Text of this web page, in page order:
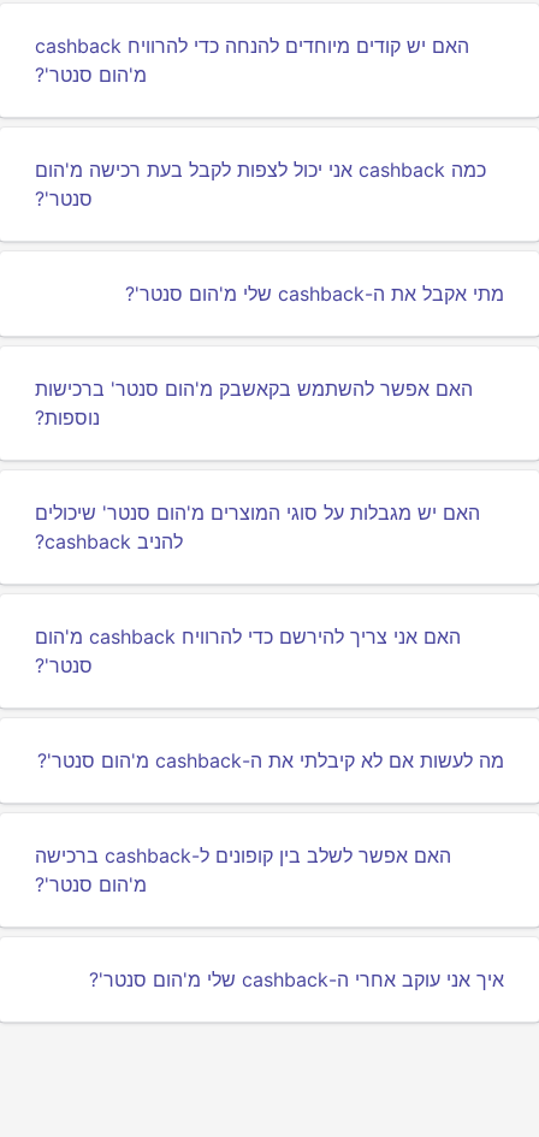
האם יש קודים מיוחדים להנחה כדי להרוויח cashback
מ'הום סנטר'?
כמה cashback אני יכול לצפות לקבל בעת רכישה מ'הום
סנטר'?
מתי אקבל את ה-cashback שלי מ'הום סנטר'?
האם אפשר להשתמש בקאשבק מ'הום סנטר' ברכישות
נוספות?
האם יש מגבלות על סוגי המוצרים מ'הום סנטר' שיכולים
להניב cashback?
האם אני צריך להירשם כדי להרוויח cashback מ'הום
סנטר'?
מה לעשות אם לא קיבלתי את ה-cashback מ'הום סנטר'?
האם אפשר לשלב בין קופונים ל-cashback ברכישה
מ'הום סנטר'?
איך אני עוקב אחרי ה-cashback שלי מ'הום סנטר'?